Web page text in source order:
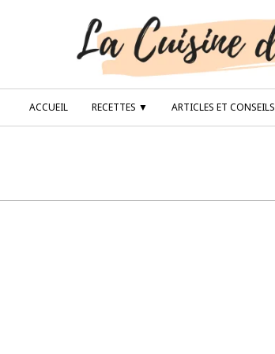
ACCUEIL RECETTES ▼ ARTICLES ET CONSEILS